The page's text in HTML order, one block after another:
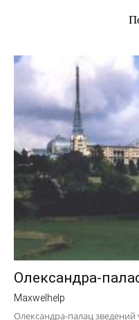
Олександра-
Maxwelhelp
Олександра-палац зведений